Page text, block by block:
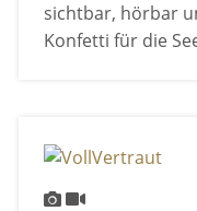
sichtbar, hörbar
Konfetti für die